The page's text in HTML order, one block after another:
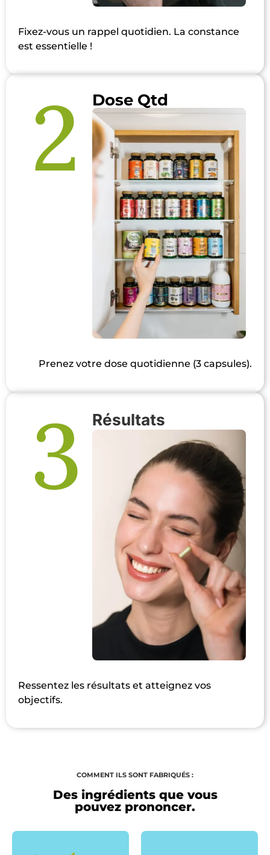
Fixez-vous un rappel quotidien. La constance
est essentielle !
Dose Qtd
2
Prenez votre dose quotidienne (3 capsules).
Résultats
3
Ressentez les résultats et atteignez vos
objectifs.
COMMENT ILS SONT FABRIQUÉS :
Des ingrédients que vous
pouvez prononcer.